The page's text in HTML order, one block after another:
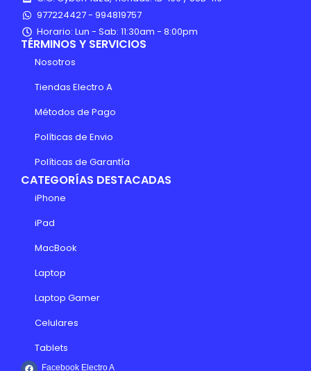
977224427 - 994819757
Horario: Lun - Sab: 11:30am - 8:00pm
TÉRMINOS Y SERVICIOS
Nosotros
Tiendas Electro A
Métodos de Pago
Políticas de Envio
Políticas de Garantía
CATEGORÍAS DESTACADAS
iPhone
iPad
MacBook
Laptop
Laptop Gamer
Celulares
Tablets
Facebook Electro A